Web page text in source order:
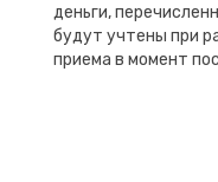
деньги,
будут учтены при
приема в момент